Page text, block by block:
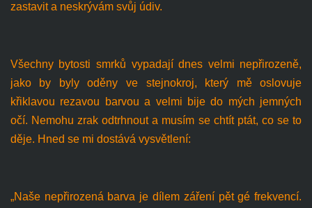
zastavit a neskrývám svůj údiv.
Všechny bytosti smrků vypadají dnes velmi nepřirozeně,
jako by byly oděny ve stejnokroj, který mě oslovuje
křiklavou rezavou barvou a velmi bije do mých jemných
očí. Nemohu zrak odtrhnout a musím se chtít ptát, co se to
děje. Hned se mi dostává vysvětlení:
„Naše nepřirozená barva je dílem záření pět gé frekvencí.